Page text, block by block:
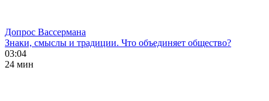
Допрос Вассермана
Знаки, смыслы и традиции. Что объединяет общество?
03:04
24 мин